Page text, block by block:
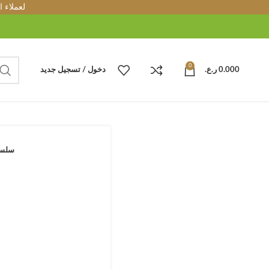
دخول / تسجيل جديد
0
0.000 ر.ع.